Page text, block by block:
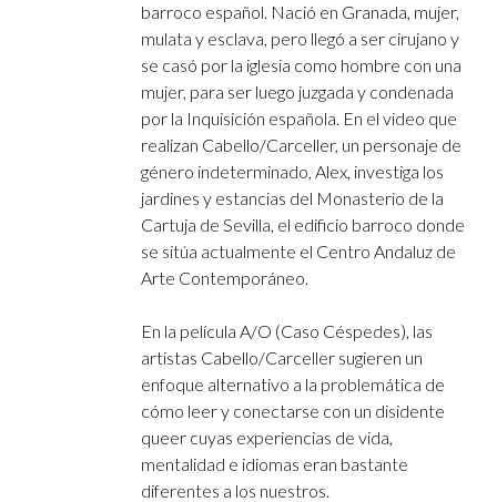
barroco español. Nació en Granada, mujer,
mulata y esclava, pero llegó a ser cirujano y
se casó por la iglesia como hombre con una
mujer, para ser luego juzgada y condenada
por la Inquisición española. En el video que
realizan Cabello/Carceller, un personaje de
género indeterminado, Alex, investiga los
jardines y estancias del Monasterio de la
Cartuja de Sevilla, el edificio barroco donde
se sitúa actualmente el Centro Andaluz de
Arte Contemporáneo.
En la película A/O (Caso Céspedes), las
artistas Cabello/Carceller sugieren un
enfoque alternativo a la problemática de
cómo leer y conectarse con un disidente
queer cuyas experiencias de vida,
mentalidad e idiomas eran bastante
diferentes a los nuestros.